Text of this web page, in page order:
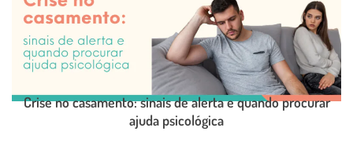
Crise no casamento: sinais de alerta e quando procurar
ajuda psicológica